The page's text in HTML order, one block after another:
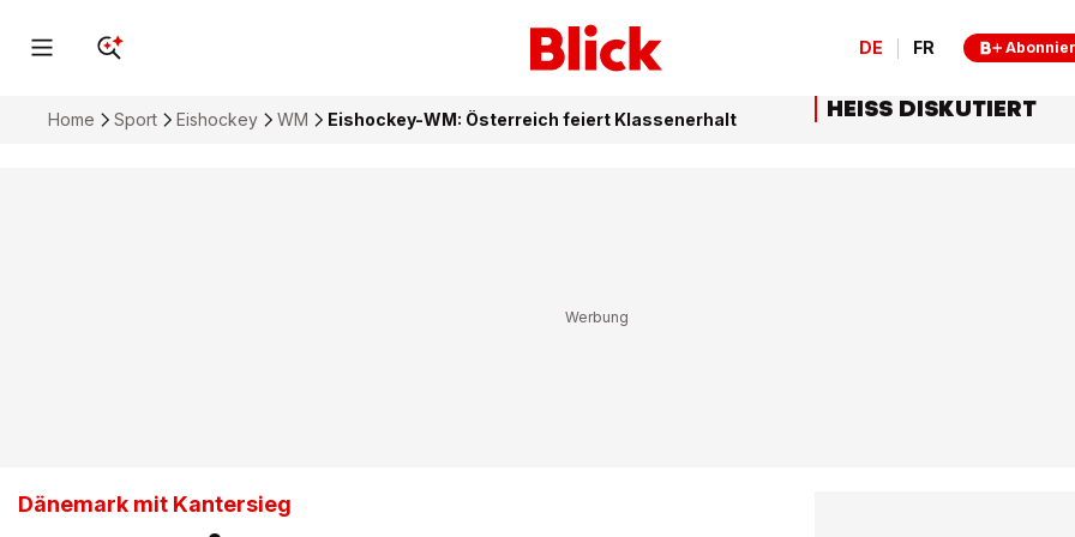
DE FR
Home Sport Eishockey WM Eishockey-WM: Österreich feiert Klassenerhalt
Dänemark mit Kantersieg
HEISS DISKUTIERT